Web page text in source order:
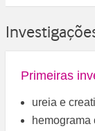
Primeiras
ureia e